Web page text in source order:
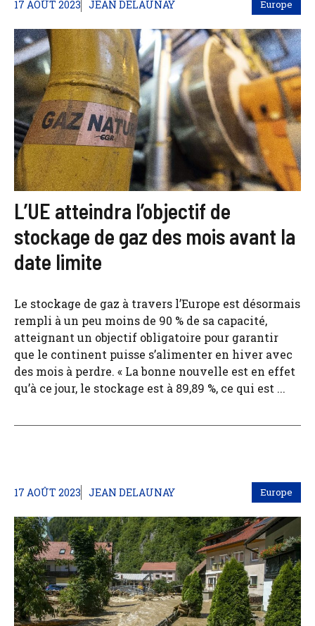
17 AOÛT 2023 JEAN DELAUNAY Europe
L’UE atteindra l’objectif de
stockage de gaz des mois avant la
date limite
Le stockage de gaz à travers l’Europe est désormais
rempli à un peu moins de 90 % de sa capacité,
atteignant un objectif obligatoire pour garantir
que le continent puisse s’alimenter en hiver avec
des mois à perdre. « La bonne nouvelle est en effet
qu’à ce jour, le stockage est à 89,89 %, ce qui est ...
17 AOÛT 2023 JEAN DELAUNAY Europe